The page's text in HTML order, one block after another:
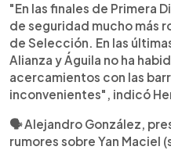
"En las finales de Primera
de seguridad mucho más
de Selección. En las
Alianza y Águila no ha
acercamientos con las
inconvenientes", indicó
🗣️ Alejandro González,
rumores sobre Yan Maciel